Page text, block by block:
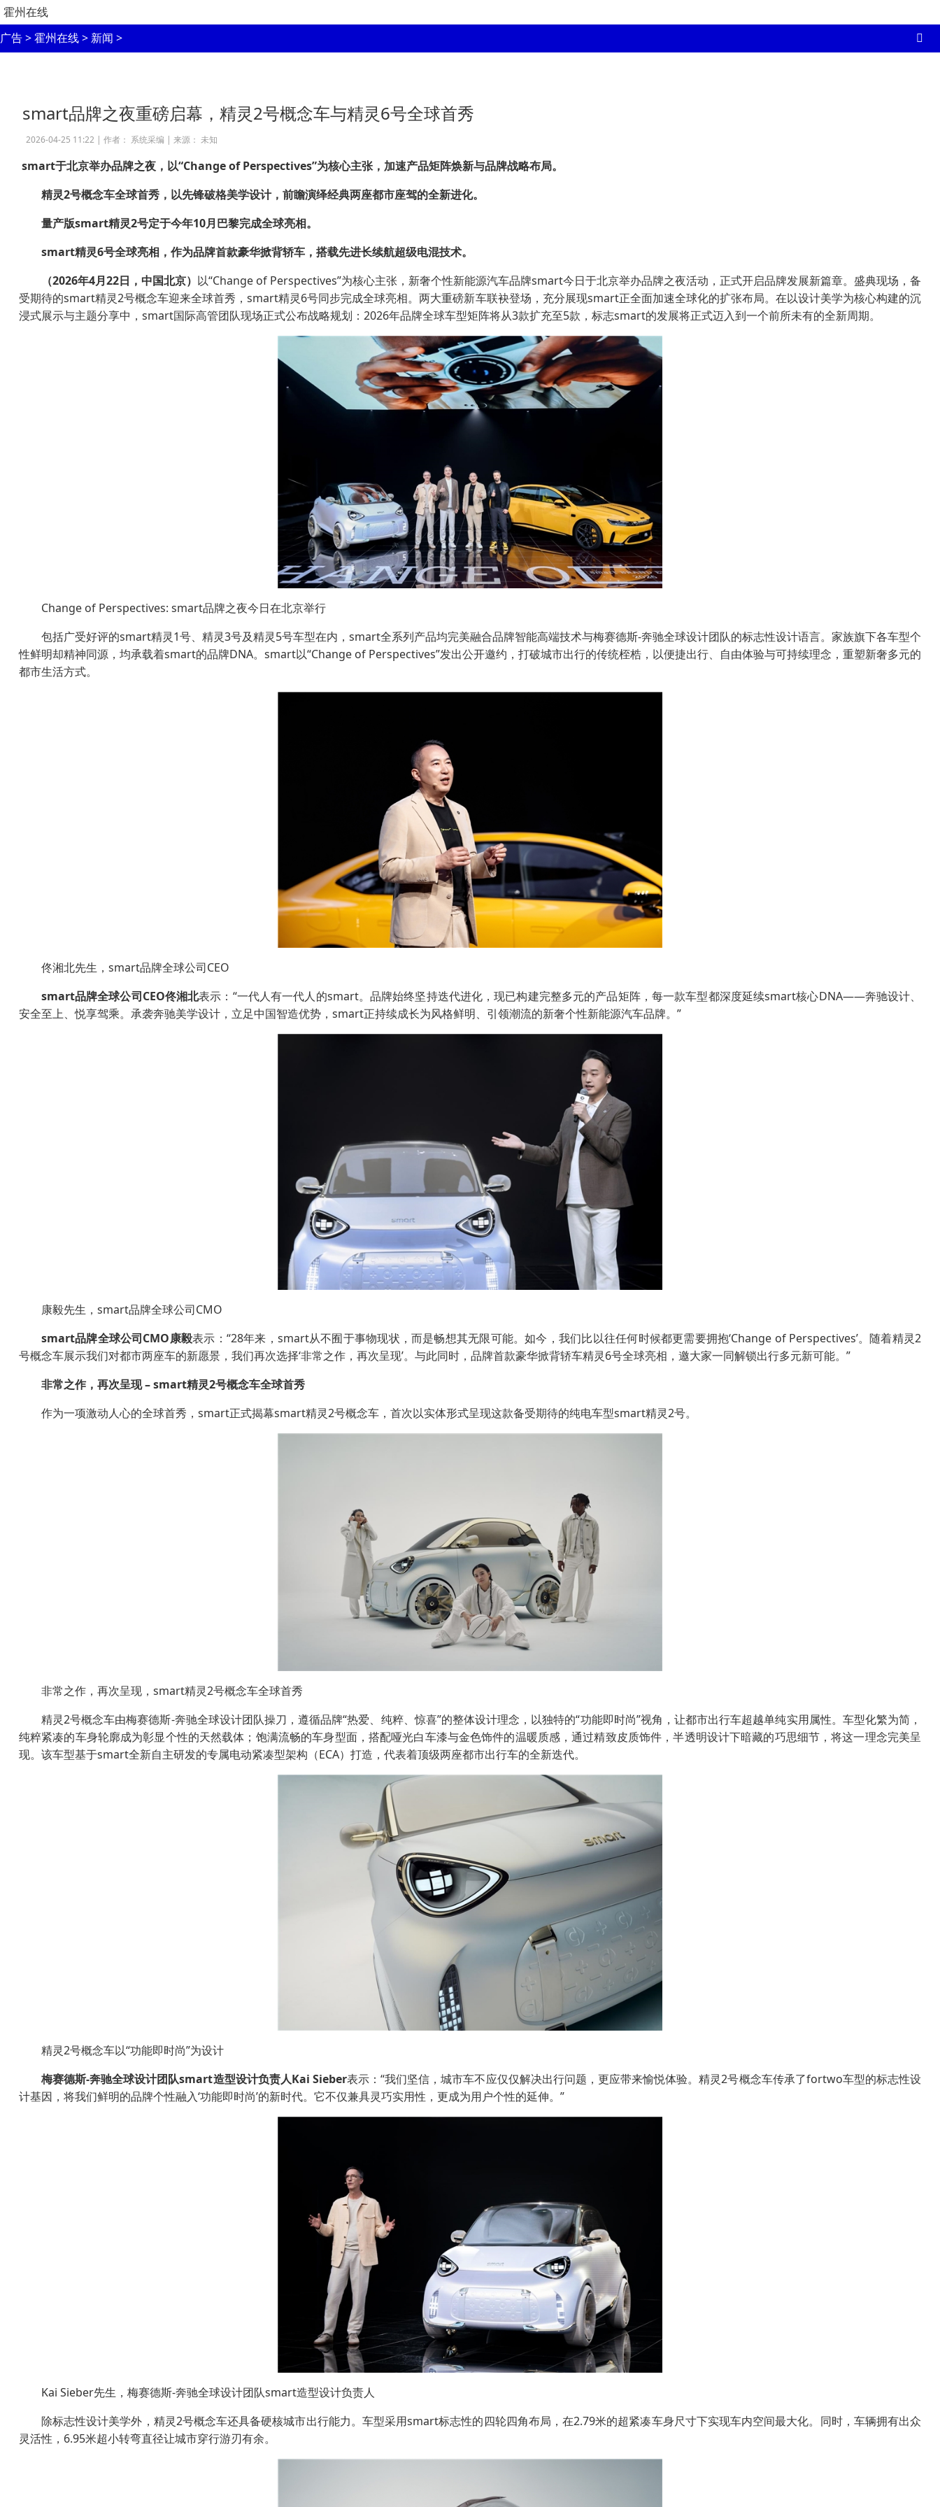
霍州在线
广告>霍州在线> 新闻 >
smart品牌之夜重磅启幕，精灵2号概念车与精灵6号全球首秀
2026-04-25 11:22 | 作者： 系统采编 | 来源： 未知
smart于北京举办品牌之夜，以“Change of Perspectives”为核心主张，加速产品矩阵焕新与品牌战略布局。
精灵2号概念车全球首秀，以先锋破格美学设计， 前瞻演绎经典两座都市座驾的全新进化。
量产版smart精灵2号定于今年10月巴黎完成全球亮相。
smart精灵6号全球亮相，作为品牌首款豪华掀背轿车，搭载先进长续航超级电混技术。
（2026年4月22日，中国北京） 以“Change of Perspectives”为核心主张，新奢个性新能源汽车品牌smart今日于北京举办品牌之夜活动，正式开启品牌发展新篇章。盛典现场，备
受期待的smart精灵2号概念车迎来全球首秀，smart精灵6号同步完成全球亮相。两大重磅新车联袂登场，充分展现smart正全面加速全球化的扩张布局。在以设计美学为核心构建的沉
浸式展示与主题分享中，smart国际高管团队现场正式公布战略规划：2026年品牌全球车型矩阵将从3款扩充至5款，标志smart的发展将正式迈入到一个前所未有的全新周期。
Change of Perspectives: smart品牌之夜今日在北京举行
包括广受好评的smart精灵1号、精灵3号及精灵5号车型在内，smart全系列产品均完美融合品牌智能高端技术与梅赛德斯-奔驰全球设计团队的标志性设计语言。家族旗下各车型个
性鲜明却精神同源，均承载着smart的品牌DNA。smart以“Change of Perspectives”发出公开邀约，打破城市出行的传统桎梏，以便捷出行、自由体验与可持续理念，重塑新奢多元的
都市生活方式。
佟湘北先生，smart品牌全球公司CEO
smart品牌全球公司CEO佟湘北表示：“一代人有一代人的smart。品牌始终坚持迭代进化，现已构建完整多元的产品矩阵，每一款车型都深度延续smart核心DNA——奔驰设计、
安全至上、悦享驾乘。承袭奔驰美学设计，立足中国智造优势，smart正持续成长为风格鲜明、引领潮流的新奢个性新能源汽车品牌。”
康毅先生，smart品牌全球公司CMO
smart品牌全球公司CMO康毅表示：“28年来，smart从不囿于事物现状，而是畅想其无限可能。如今，我们比以往任何时候都更需要拥抱‘Change of Perspectives’。随着精灵2
号概念车展示我们对都市两座车的新愿景，我们再次选择‘非常之作，再次呈现’。与此同时，品牌首款豪华掀背轿车精灵6号全球亮相，邀大家一同解锁出行多元新可能。”
非常之作，再次呈现– smart精灵2号概念车全球首秀
作为一项激动人心的全球首秀，smart正式揭幕smart精灵2号概念车，首次以实体形式呈现这款备受期待的纯电车型smart精灵2号。
非常之作，再次呈现，smart精灵2号概念车全球首秀
精灵2号概念车由梅赛德斯-奔驰全球设计团队操刀，遵循品牌“热爱、纯粹、惊喜”的整体设计理念，以独特的“功能即时尚”视角，让都市出行车超越单纯实用属性。车型化繁为简，
纯粹紧凑的车身轮廓成为彰显个性的天然载体；饱满流畅的车身型面，搭配哑光白车漆与金色饰件的温暖质感，通过精致皮质饰件，半透明设计下暗藏的巧思细节，将这一理念完美呈
现。该车型基于smart全新自主研发的专属电动紧凑型架构（ECA）打造，代表着顶级两座都市出行车的全新迭代。
精灵2号概念车以“功能即时尚”为设计
梅赛德斯-奔驰全球设计团队smart造型设计负责人Kai Sieber表示：“我们坚信，城市车不应仅仅解决出行问题，更应带来愉悦体验。精灵2号概念车传承了fortwo车型的标志性设
计基因，将我们鲜明的品牌个性融入‘功能即时尚’的新时代。它不仅兼具灵巧实用性，更成为用户个性的延伸。”
Kai Sieber先生，梅赛德斯-奔驰全球设计团队smart造型设计负责人
除标志性设计美学外，精灵2号概念车还具备硬核城市出行能力。车型采用smart标志性的四轮四角布局，在2.79米的超紧凑车身尺寸下实现车内空间最大化。同时，车辆拥有出众
灵活性，6.95米超小转弯直径让城市穿行游刃有余。